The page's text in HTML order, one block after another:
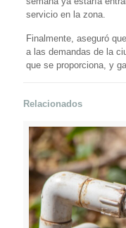
servicio en la zona.
Finalmente, aseguró
a las demandas de la
que se proporciona, y
Relacionados